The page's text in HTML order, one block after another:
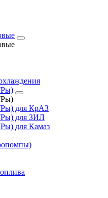
для КрАЗ
для ЗИЛ
для Камаз